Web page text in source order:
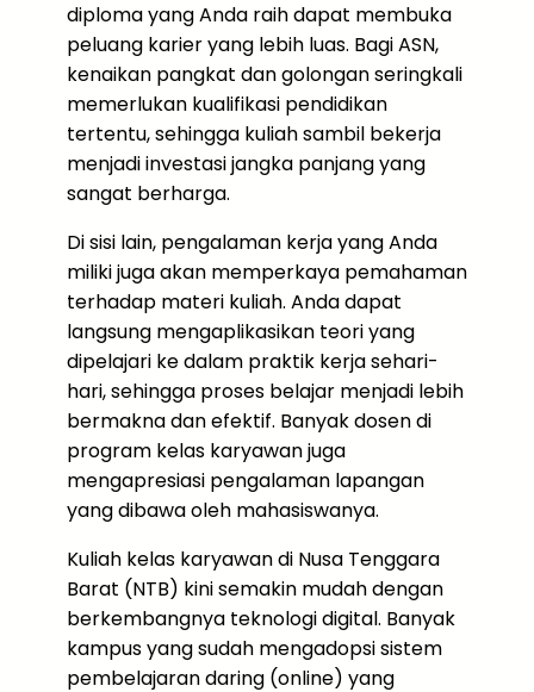
diploma yang Anda raih dapat membuka
peluang karier yang lebih luas. Bagi ASN,
kenaikan pangkat dan golongan seringkali
memerlukan kualifikasi pendidikan
tertentu, sehingga kuliah sambil bekerja
menjadi investasi jangka panjang yang
sangat berharga.
Di sisi lain, pengalaman kerja yang Anda
miliki juga akan memperkaya pemahaman
terhadap materi kuliah. Anda dapat
langsung mengaplikasikan teori yang
dipelajari ke dalam praktik kerja sehari-
hari, sehingga proses belajar menjadi lebih
bermakna dan efektif. Banyak dosen di
program kelas karyawan juga
mengapresiasi pengalaman lapangan
yang dibawa oleh mahasiswanya.
Kuliah kelas karyawan di Nusa Tenggara
Barat (NTB) kini semakin mudah dengan
berkembangnya teknologi digital. Banyak
kampus yang sudah mengadopsi sistem
pembelajaran daring (online) yang